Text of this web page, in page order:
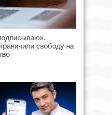
свободу на